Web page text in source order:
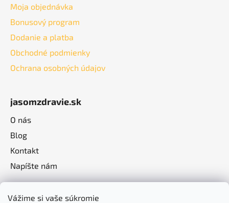
Vážime si vaše súkromie
Moja objednávka
Bonusový program
Dodanie a platba
Obchodné podmienky
Ochrana osobných údajov
jasomzdravie.sk
O nás
Blog
Kontakt
Napíšte nám